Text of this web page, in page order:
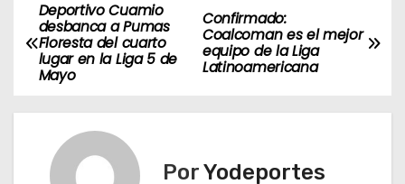
N
a
Confirmado:
Coalcoman es el mejor
equipo de la Liga
Latinoamericana
Deportivo Cuamio
desbanca a Pumas
Floresta del cuarto
lugar en la Liga 5 de
Mayo
PorYodeportes